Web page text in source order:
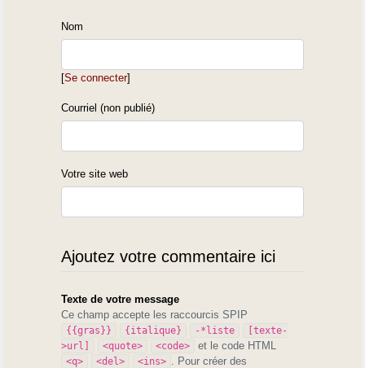
Nom
[Se connecter]
Courriel (non publié)
Votre site web
Ajoutez votre commentaire ici
Texte de votre message
Ce champ accepte les raccourcis SPIP
{{gras}} {italique} -*liste
[texte-
>url]
<quote> <code> et le code HTML
<q> <del> <ins>
. Pour créer des